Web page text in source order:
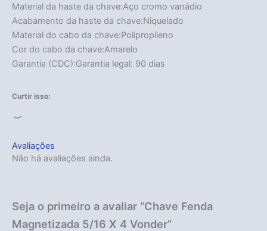
Material da haste da chave:Aço cromo vanádio
Acabamento da haste da chave:Niquelado
Material do cabo da chave:Polipropileno
Cor do cabo da chave:Amarelo
Garantia (CDC):Garantia legal: 90 dias
Curtir isso:
Avaliações
Não há avaliações ainda.
Seja o primeiro a avaliar “Chave Fenda
Magnetizada 5/16 X 4 Vonder”